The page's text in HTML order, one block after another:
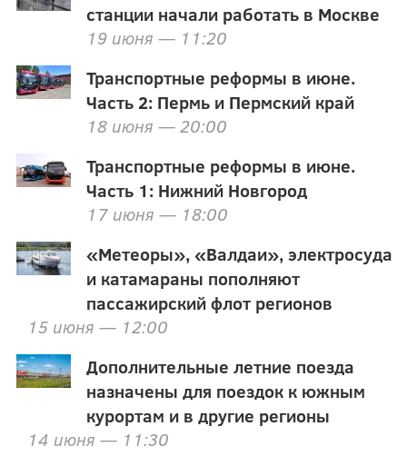
станции начали работать в Москве
19 июня — 11:20
Транспортные реформы в июне.
Часть 2: Пермь и Пермский край
18 июня — 20:00
Транспортные реформы в июне.
Часть 1: Нижний Новгород
17 июня — 18:00
«Метеоры», «Валдаи», электросуда
и катамараны пополняют
пассажирский флот регионов
15 июня — 12:00
Дополнительные летние поезда
назначены для поездок к южным
курортам и в другие регионы
14 июня — 11:30